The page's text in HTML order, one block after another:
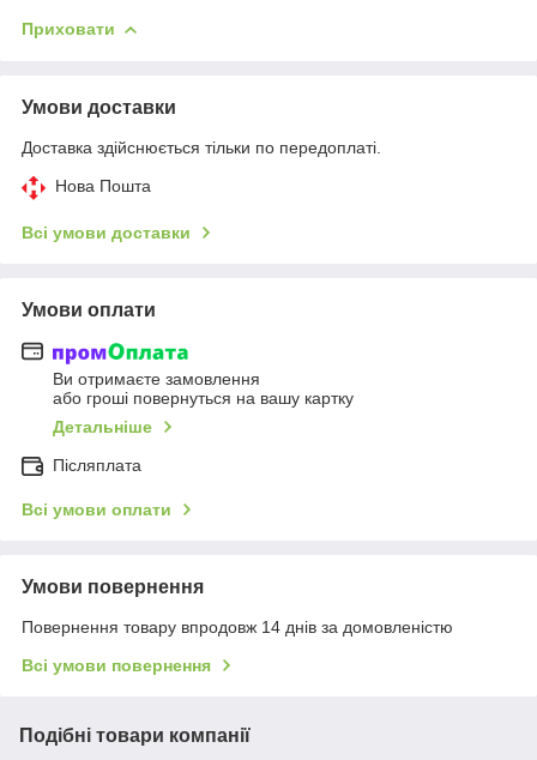
Приховати
Умови доставки
Доставка здійснюється тільки по передоплаті.
Нова Пошта
Всі умови доставки
Умови оплати
Ви отримаєте замовлення
або гроші повернуться на вашу картку
Детальніше
Післяплата
Всі умови оплати
Умови повернення
Повернення товару впродовж 14 днів за домовленістю
Всі умови повернення
Подібні товари компанії